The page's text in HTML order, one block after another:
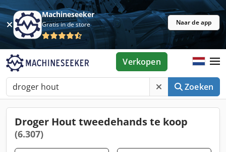
Machineseeker
Gratis in de store Naar de app
Zoeken
Verkopen
Droger Hout tweedehands te koop
(6.307)